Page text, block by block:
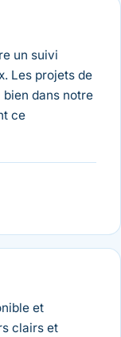
un suivi
Les projets de
dans notre
ce
et
clairs et